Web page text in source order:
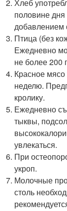
Хлеб
половине дня
добавлением
Птица (без
Ежедневно
не более 200
Красное
неделю.
кролику.
Ежедневно
тыквы,
увлекаться.
При
укроп.
Молочные
столь